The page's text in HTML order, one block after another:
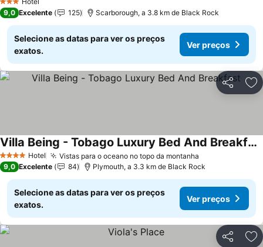
3 Estrelas
9,0 Excelente 125 Scarborough, a 3.8 km de Black Rock
Selecione as datas para ver os preços
exatos.
Ver preços
Partilhar
4 EstrelasHotel Vistas para o oceano no topo da montanha
Villa Being - Tobago Luxury Bed And Breakfast
9,0 Excelente 84 Plymouth, a 3.3 km de Black Rock
Selecione as datas para ver os preços
exatos.
Ver preços
Partilhar